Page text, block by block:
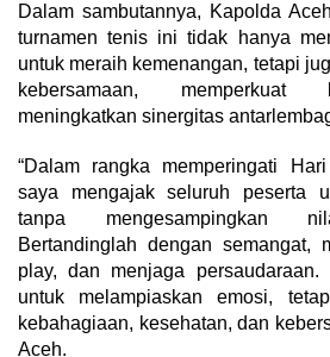
Dalam sambutannya, Kapolda
turnamen tenis ini tidak hanya
untuk meraih kemenangan, tetapi
kebersamaan, memperkuat
meningkatkan sinergitas
“Dalam rangka memperingati
saya mengajak seluruh peserta
tanpa mengesampingkan
Bertandinglah dengan semangat,
play, dan menjaga
untuk melampiaskan emosi,
kebahagiaan, kesehatan, dan
Aceh.